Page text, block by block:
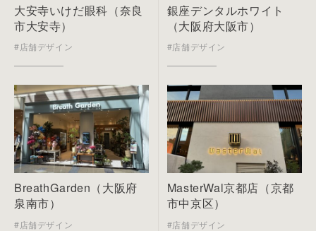
大安寺いけだ眼科（奈良
市大安寺）
#店舗デザイン
銀座デンタルホワイト
（大阪府大阪市）
#店舗デザイン
BreathGarden（大阪府
泉南市）
#店舗デザイン
MasterWal京都店（京都
市中京区）
#店舗デザイン